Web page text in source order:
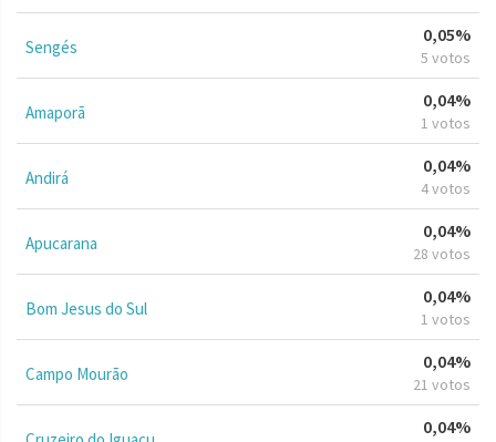
Sengés
0,05%
5 votos
Amaporã
0,04%
1 votos
Andirá
0,04%
4 votos
Apucarana
0,04%
28 votos
Bom Jesus do Sul
0,04%
1 votos
Campo Mourão
0,04%
21 votos
0,04%